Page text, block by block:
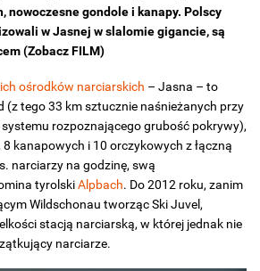
nowoczesne gondole i kanapy. Polscy
w Jasnej w slalomie gigancie, są
(Zobacz FILM)
ośrodków narciarskich – Jasna – to
(z tego 33 km sztucznie naśnieżanych przy
rozpoznającego grubość pokrywy),
kanapowych i 10 orczykowych z łączną
narciarzy na godzinę, swą
tyrolskiAlpbach. Do 2012 roku, zanim
Wildschonau tworząc Ski Juvel,
stacją narciarską, w której jednak nie
narciarze.